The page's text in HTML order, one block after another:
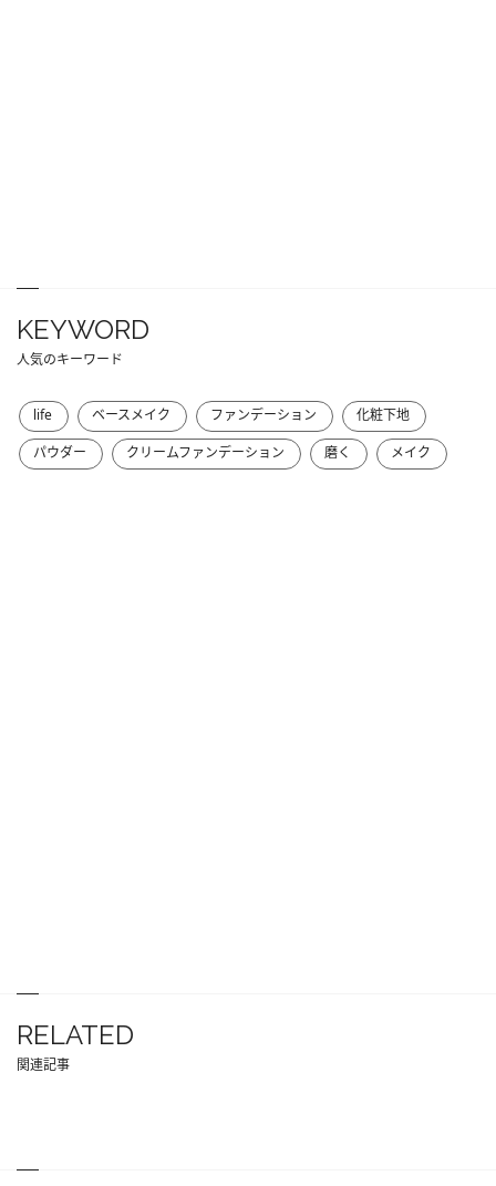
KEYWORD
人気のキーワード
life ベースメイク ファンデーション
化粧下地
パウダー
クリームファンデーション 磨く メイク
RELATED
関連記事